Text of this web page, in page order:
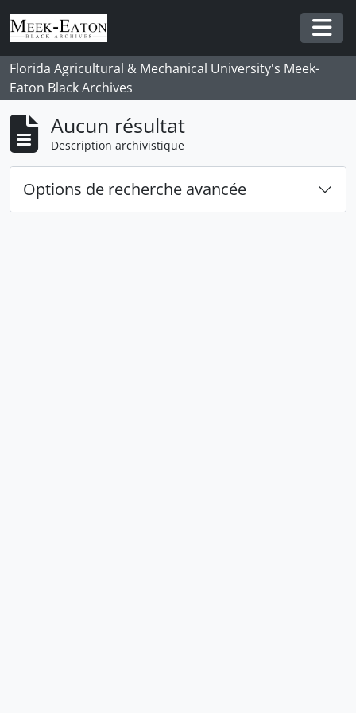
Skip to main content
Florida Agricultural & Mechanical University's Meek-
Eaton Black Archives
Aucun résultat
Description archivistique
Options de recherche avancée